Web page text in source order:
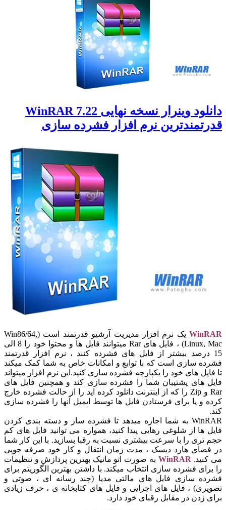
دانلود وینرار نسخه نهایی WinRAR 7.22
قدرتمندترین نرم افزار فشرده سازی
WinRAR
یک نرم افزار مدیریت آرشیو قدرتمند است (Win86/64,
Linux, Mac) ، فایل های Rar میتوانند فایل ها و محتوا خود را 8 الی
15 درصد بیشتر از فایل های فشرده کنند ، نرم افزار قدرتمند
فشرده سازی است که با توابع و امکانات خاص به شما کمک میکند
تا فایل های خود را یکپارچه فشرده سازی کنید.این نرم افزار میتواند
فایل های پشتیبان شما را فشرده سازی کند و همچنین فایل های
Rar و Zip را که از اینترنت دانلود کرده اید را از حالت فشرده خارج
کرده و یا برای فرستادن فایل ها توسط ایمیل آنها را فشرده سازی
کند.
WinRAR به شما اجازه میدهد تا فشرده ساز و دسته بندی کردن
فایل ها از شلوغی رهایی پیدا کنید، همواره می توانید فایل های کم
حجم تری را با سرعت بیشتری نسبت به رقبا بسازید. با این کار شما
در فضای هارد دیسک ، مدت زمان انتقال و کار خود صرفه جویی
می کنید. WinRAR به صورت اتو ماتیک بهترین پردازش و تنظیمات
را برای فشرده سازی انتخاب میکند. با داشتن بهترین الگوریتم برای
فشرده سازی فایل های مالتی مدیا (چند رسانه ای ، صوتی و
تصویری) ، فایل های اجرایی و فایل های کتابخانه ی ، حرف زیادی
برای زدن در مقابل رقبای خود دارد.